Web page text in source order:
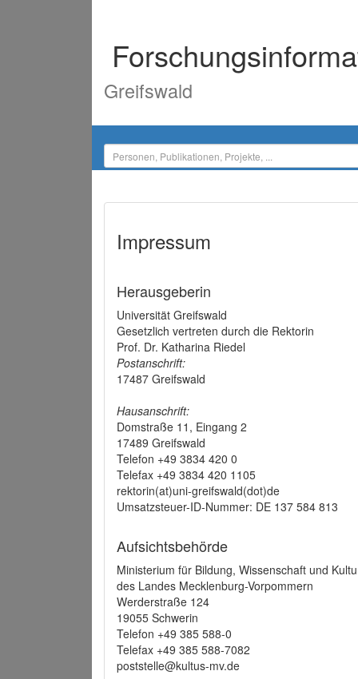
Greifswald
Impressum
Herausgeberin
Universität Greifswald
Gesetzlich vertreten durch die Rektorin
Prof. Dr. Katharina Riedel
Postanschrift:
17487 Greifswald
Hausanschrift:
Domstraße 11, Eingang 2
17489 Greifswald
Telefon +49 3834 420 0
Telefax +49 3834 420 1105
rektorin(at)uni-greifswald(dot)de
Umsatzsteuer-ID-Nummer: DE 137 584 813
Aufsichtsbehörde
Ministerium für Bildung, Wissenschaft und
des Landes Mecklenburg-Vorpommern
Werderstraße 124
19055 Schwerin
Telefon +49 385 588-0
Telefax +49 385 588-7082
poststelle@kultus-mv.de